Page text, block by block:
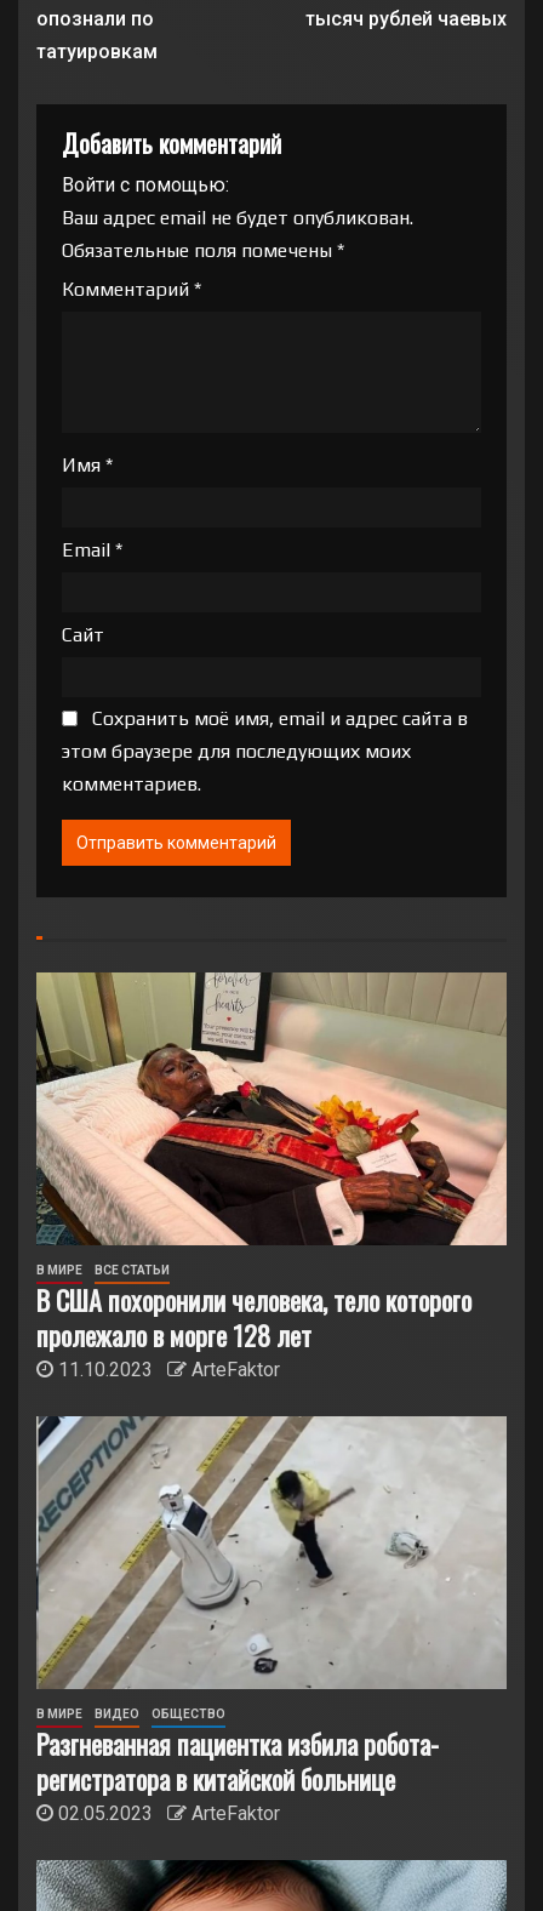
опознали по
татуировкам
тысяч рублей чаевых
Добавить комментарий
Войти с помощью:
Ваш адрес email не будет опубликован.
Обязательные поля помечены *
Комментарий *
Имя *
Email *
Сайт
Сохранить моё имя, email и адрес сайта в
этом браузере для последующих моих
комментариев.
В МИРЕ ВСЕ СТАТЬИ
В США похоронили человека, тело которого
пролежало в морге 128 лет
11.10.2023 ArteFaktor
В МИРЕ ВИДЕО ОБЩЕСТВО
Разгневанная пациентка избила робота-
регистратора в китайской больнице
02.05.2023 ArteFaktor